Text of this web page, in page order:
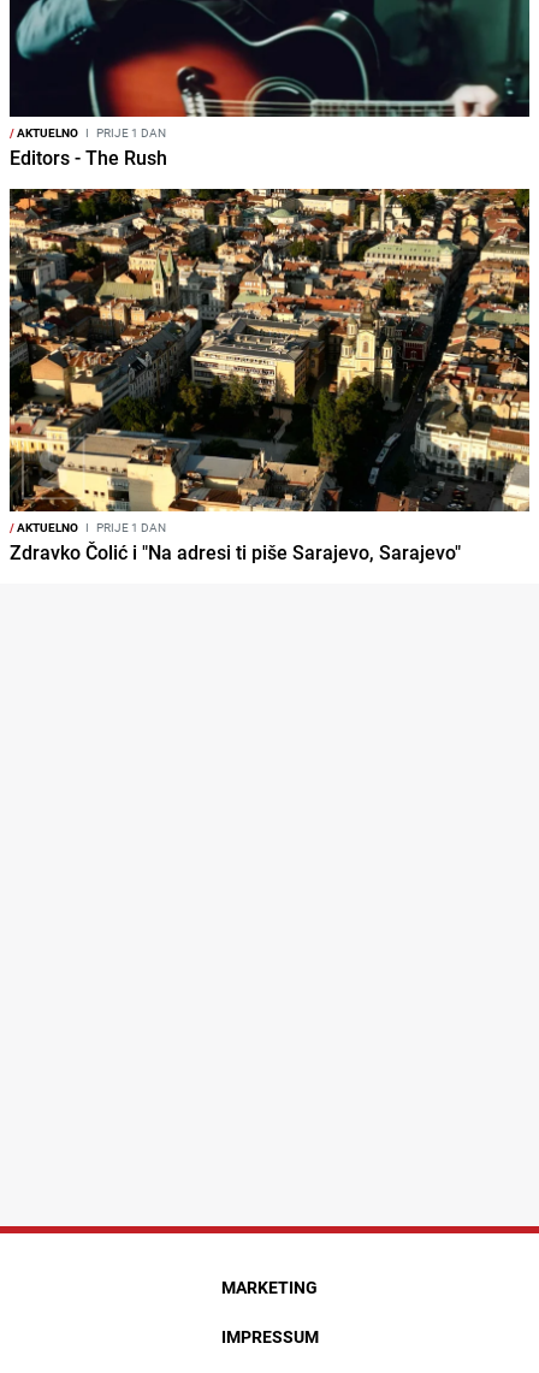
/AKTUELNO I PRIJE 1 DAN
Editors - The Rush
/AKTUELNO I PRIJE 1 DAN
Zdravko Čolić i "Na adresi ti piše Sarajevo, Sarajevo"
MARKETING
IMPRESSUM